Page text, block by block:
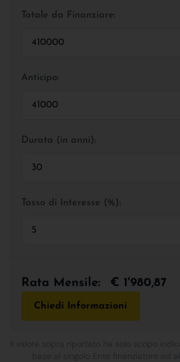
Totale da Finanziare:
Anticipo:
Durata (in anni):
Tasso di Interesse (%):
Rata Mensile: € 1'980,87
Chiedi Informazioni